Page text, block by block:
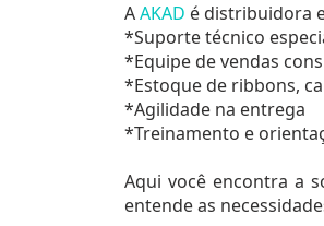
AAKAD é distribuidora
*Suporte técnico
*Equipe de vendas
*Estoque de ribbons,
*Agilidade na entrega
*Treinamento e
Aqui você encontra a
entende as